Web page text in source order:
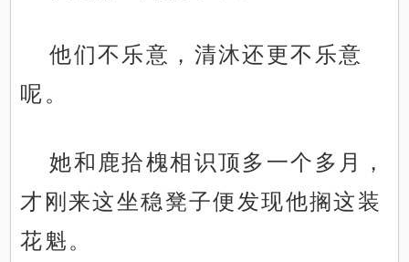
他们不乐意，清沐还更不乐意
呢。
她和鹿拾槐相识顶多一个多月，
才刚来这坐稳凳子便发现他搁这装
花魁。